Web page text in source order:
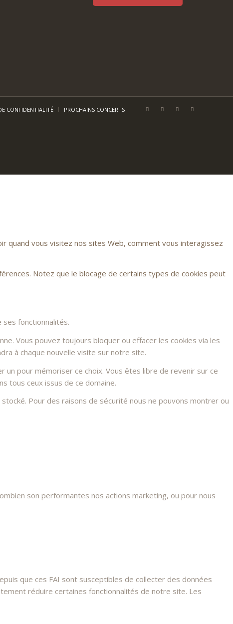
CONFIDENTIALITÉ PROCHAINS CONCERTS
quand vous visitez nos sites Web, comment vous interagissez
Notez que le blocage de certains types de cookies peut
fonctionnalités.
Vous pouvez toujours bloquer ou effacer les cookies via les
à chaque nouvelle visite sur notre site.
pour mémoriser ce choix. Vous êtes libre de revenir sur ce
tous ceux issus de ce domaine.
Pour des raisons de sécurité nous ne pouvons montrer ou
son performantes nos actions marketing, ou pour nous
que ces FAI sont susceptibles de collecter des données
réduire certaines fonctionnalités de notre site. Les